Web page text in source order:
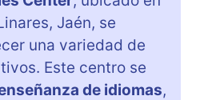
Jaén, se
una variedad de
Este centro se
de idiomas,